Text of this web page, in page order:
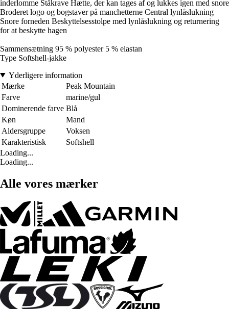
inderlomme Ståkrave Hætte, der kan tages af og lukkes igen med snore
Broderet logo og bogstaver på manchetterne Central lynlåslukning
Snore forneden Beskyttelsesstolpe med lynlåslukning og returnering
for at beskytte hagen
Sammensætning 95 % polyester 5 % elastan
Type Softshell-jakke
Yderligere information
Mærke
Peak Mountain
Farve
marine/gul
Dominerende farve Blå
Køn
Mand
Aldersgruppe
Voksen
Karakteristisk
Softshell
Loading...
Loading...
Alle vores mærker